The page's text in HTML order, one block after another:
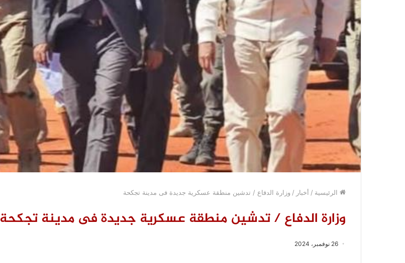
الرئيسية / أخبار / وزارة الدفاع / تدشين منطقة عسكرية جديدة فى مدينة تجكحة
وزارة الدفاع / تدشين منطقة عسكرية جديدة فى مدينة تجكحة
26 نوفمبر، 2024